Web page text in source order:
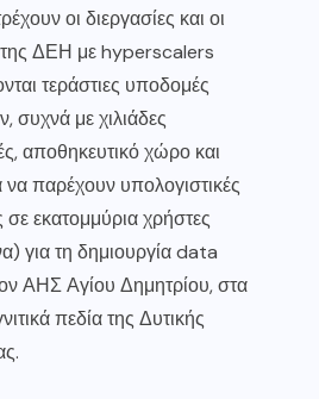
οι διεργασίες και οι
ΔΕΗ με hyperscalers
τεράστιες υποδομές
συχνά με χιλιάδες
αποθηκευτικό χώρο και
να παρέχουν υπολογιστικές
σε εκατομμύρια χρήστες
για τη δημιουργία data
ΑΗΣ Αγίου Δημητρίου, στα
πεδία της Δυτικής